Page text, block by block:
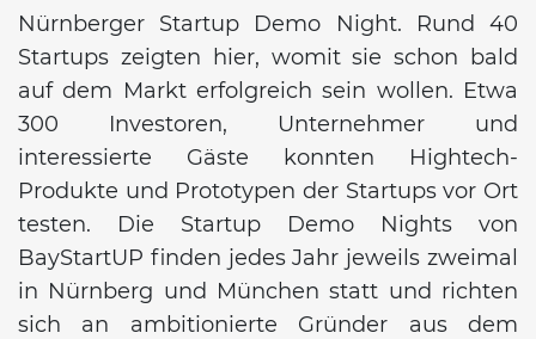
Nürnberger Startup Demo Night. Rund 40
Startups zeigten hier, womit sie schon bald
auf dem Markt erfolgreich sein wollen. Etwa
300 Investoren, Unternehmer und
interessierte Gäste konnten Hightech-
Produkte und Prototypen der Startups vor Ort
testen. Die Startup Demo Nights von
BayStartUP finden jedes Jahr jeweils zweimal
in Nürnberg und München statt und richten
sich an ambitionierte Gründer aus dem